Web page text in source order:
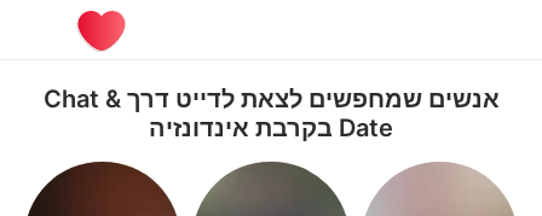
אנשים שמחפשים לצאת לדייט דרך Chat &
Date בקרבת אינדונזיה